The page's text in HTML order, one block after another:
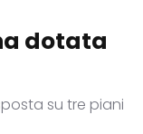
dotata
su tre piani